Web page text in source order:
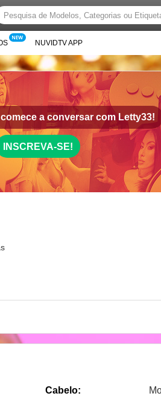
NUVIDTV APP
a conversar comLetty33!
INSCREVA-SE!
Cabelo: